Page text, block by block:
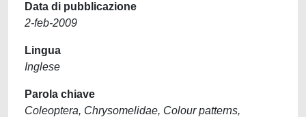
Data di pubblicazione
2-feb-2009
Lingua
Inglese
Parola chiave
Coleoptera, Chrysomelidae, Colour patterns,